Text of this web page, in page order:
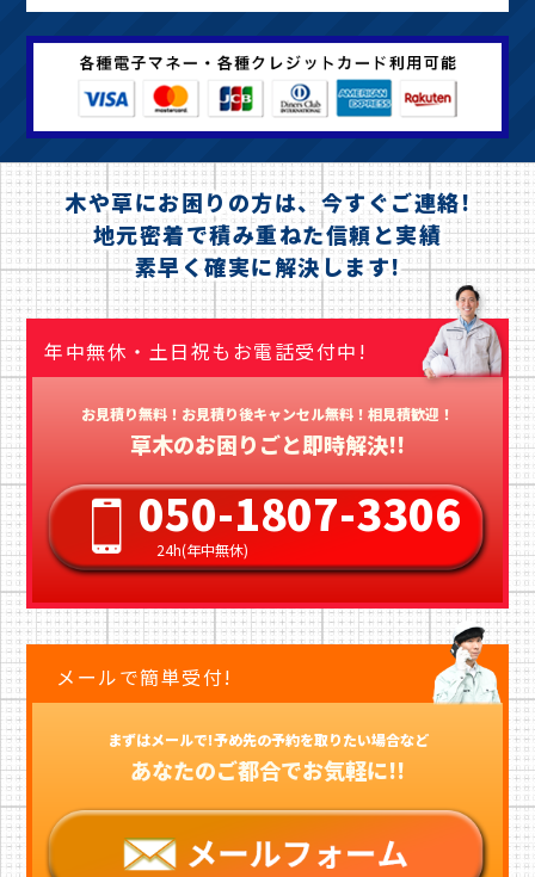
木や草にお困りの方は、今すぐご連絡!
地元密着で積み重ねた信頼と実績
素早く確実に解決します!
年中無休・土日祝もお電話受付中!
お見積り無料！お見積り後キャンセル無料！相見積歓迎！
草木のお困りごと即時解決!!
050-1807-3306
24h(年中無休)
メールで簡単受付!
まずはメールで!予め先の予約を取りたい場合など
あなたのご都合でお気軽に!!